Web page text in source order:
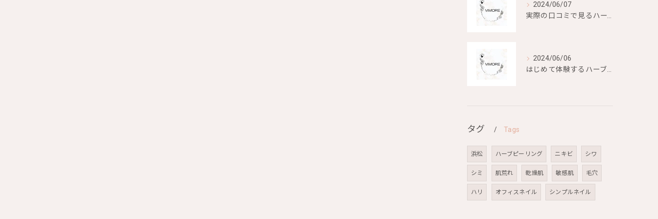
2024/06/07
実際の口コミで見るハーブピーリングの効果と評判
2024/06/06
はじめて体験するハーブピーリングの美容効果とは？
タグ Tags
浜松 ハーブピーリング ニキビ シワ
シミ 肌荒れ 乾燥肌 敏感肌 毛穴
ハリ オフィスネイル シンプルネイル